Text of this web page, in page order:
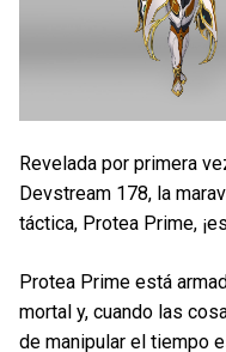
Revelada por primera
Devstream 178, la
táctica, Protea Prime,
Protea Prime está
mortal y, cuando las
de manipular el tiempo